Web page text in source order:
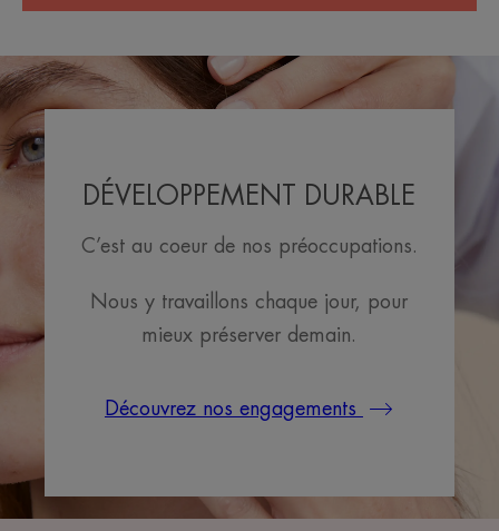
DÉVELOPPEMENT DURABLE
C’est au coeur de nos préoccupations.
Nous y travaillons chaque jour, pour
mieux préserver demain.
Découvrez nos engagements